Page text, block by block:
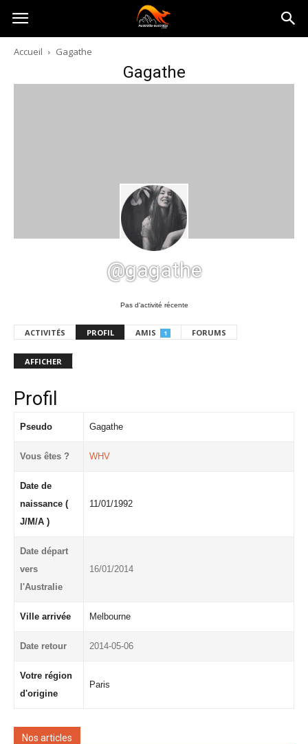
Australia-
australie.com
Accueil Gagathe
Gagathe
@gagathe
Pas d’activité récente
ACTIVITÉS PROFIL AMIS 1 FORUMS
AFFICHER
Profil
Pseudo Gagathe
Vous êtes ? WHV
Date de
naissance (
J/M/A )
11/01/1992
Date départ
vers
l'Australie
16/01/2014
Ville arrivée Melbourne
Date retour 2014-05-06
Votre région
d'origine
Paris
Nos articles